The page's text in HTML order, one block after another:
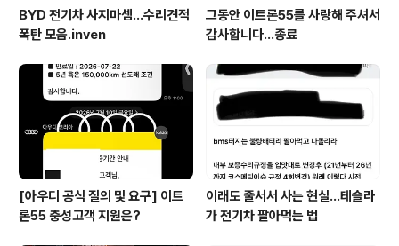
BYD 전기차 사지마셈...수리견적
폭탄 모음.inven
그동안 이트론55를 사랑해 주셔서
감사합니다...종료
[아우디 공식 질의 및 요구] 이트
론55 충성고객 지원은?
이래도 줄서서 사는 현실…테슬라
가 전기차 팔아먹는 법